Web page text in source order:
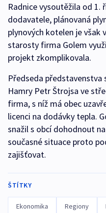
Radnice vysoutěžila od 1.
dodavatele, plánovaná
plynových kotelen je však
starosty firma Golem
projekt zkomplikovala.
Předseda představenstva
Hamry Petr Štrojsa ve
firma, s níž má obec
licenci na dodávky tepla.
snažil s obcí dohodnout
současné situace proto
zajišťovat.
ŠTÍTKY
Ekonomika Regiony